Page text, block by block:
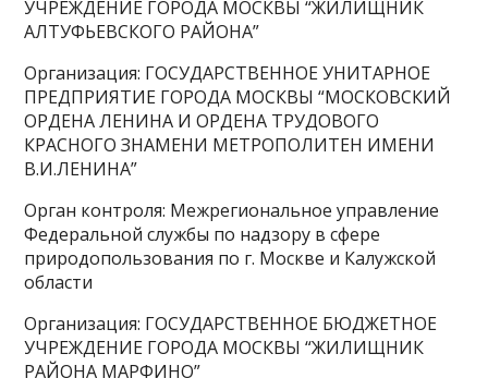
УЧРЕЖДЕНИЕ ГОРОДА МОСКВЫ “ЖИЛИЩНИК
АЛТУФЬЕВСКОГО РАЙОНА”
Организация: ГОСУДАРСТВЕННОЕ УНИТАРНОЕ
ПРЕДПРИЯТИЕ ГОРОДА МОСКВЫ “МОСКОВСКИЙ
ОРДЕНА ЛЕНИНА И ОРДЕНА ТРУДОВОГО
КРАСНОГО ЗНАМЕНИ МЕТРОПОЛИТЕН ИМЕНИ
В.И.ЛЕНИНА”
Орган контроля: Межрегиональное управление
Федеральной службы по надзору в сфере
природопользования по г. Москве и Калужской
области
Организация: ГОСУДАРСТВЕННОЕ БЮДЖЕТНОЕ
УЧРЕЖДЕНИЕ ГОРОДА МОСКВЫ “ЖИЛИЩНИК
РАЙОНА МАРФИНО”